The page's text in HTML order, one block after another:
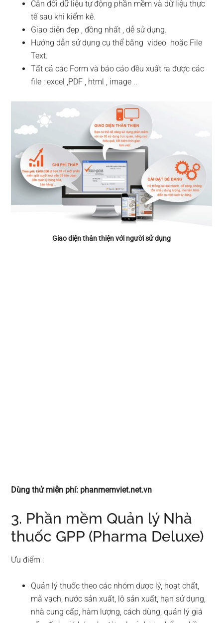
Cân đối dữ liệu tự động phần mềm và dữ liệu thực
tế sau khi kiểm kê.
Giao diện đẹp , đồng nhất , dễ sử dụng.
Hướng dẫn sử dụng cụ thể bằng video hoặc File
Text.
Tất cả các Form và báo cáo đều xuất ra được các
file : excel ,PDF , html , image ..
Giao diện thân thiện với người sử dụng
Dùng thử miễn phí: phanmemviet.net.vn
3. Phần mềm Quản lý Nhà
thuốc GPP (Pharma Deluxe)
Ưu điểm :
Quản lý thuốc theo các nhóm dược lý, hoạt chất,
mã vạch, nước sản xuất, lô sản xuất, hạn sử dụng,
nhà cung cấp, hàm lượng, cách dùng, quản lý giá